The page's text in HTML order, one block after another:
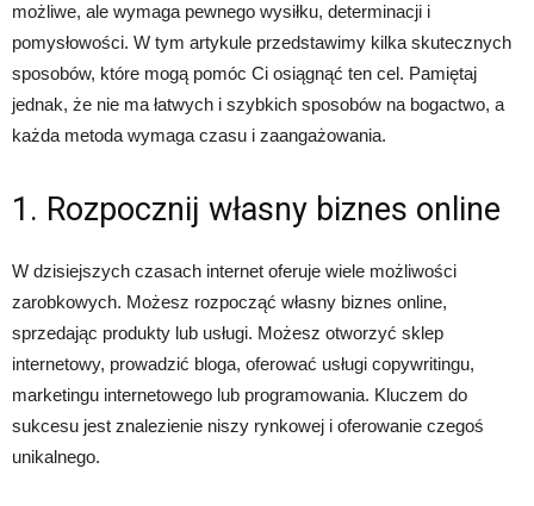
możliwe, ale wymaga pewnego wysiłku, determinacji i
pomysłowości. W tym artykule przedstawimy kilka skutecznych
sposobów, które mogą pomóc Ci osiągnąć ten cel. Pamiętaj
jednak, że nie ma łatwych i szybkich sposobów na bogactwo, a
każda metoda wymaga czasu i zaangażowania.
1. Rozpocznij własny biznes online
W dzisiejszych czasach internet oferuje wiele możliwości
zarobkowych. Możesz rozpocząć własny biznes online,
sprzedając produkty lub usługi. Możesz otworzyć sklep
internetowy, prowadzić bloga, oferować usługi copywritingu,
marketingu internetowego lub programowania. Kluczem do
sukcesu jest znalezienie niszy rynkowej i oferowanie czegoś
unikalnego.